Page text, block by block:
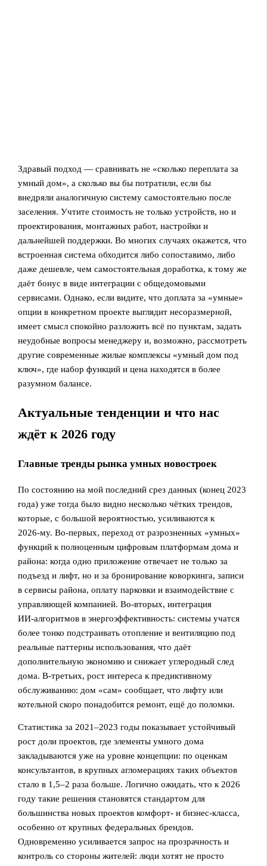
Здравый подход — сравнивать не «сколько переплата за
умный дом», а сколько вы бы потратили, если бы
внедряли аналогичную систему самостоятельно после
заселения. Учтите стоимость не только устройств, но и
проектирования, монтажных работ, настройки и
дальнейшей поддержки. Во многих случаях окажется, что
встроенная система обходится либо сопоставимо, либо
даже дешевле, чем самостоятельная доработка, к тому же
даёт бонус в виде интеграции с общедомовыми
сервисами. Однако, если видите, что доплата за «умные»
опции в конкретном проекте выглядит несоразмерной,
имеет смысл спокойно разложить всё по пунктам, задать
неудобные вопросы менеджеру и, возможно, рассмотреть
другие современные жилые комплексы «умный дом под
ключ», где набор функций и цена находятся в более
разумном балансе.
Актуальные тенденции и что нас
ждёт к 2026 году
Главные тренды рынка умных новостроек
По состоянию на мой последний срез данных (конец 2023
года) уже тогда было видно несколько чётких трендов,
которые, с большой вероятностью, усиливаются к
2026‑му. Во‑первых, переход от разрозненных «умных»
функций к полноценным цифровым платформам дома и
района: когда одно приложение отвечает не только за
подъезд и лифт, но и за бронирование коворкинга, записи
в сервисы района, оплату парковки и взаимодействие с
управляющей компанией. Во‑вторых, интеграция
ИИ‑алгоритмов в энергоэффективность: системы учатся
более тонко подстраивать отопление и вентиляцию под
реальные паттерны использования, что даёт
дополнительную экономию и снижает углеродный след
дома. В‑третьих, рост интереса к предиктивному
обслуживанию: дом «сам» сообщает, что лифту или
котельной скоро понадобится ремонт, ещё до поломки.
Статистика за 2021–2023 годы показывает устойчивый
рост доли проектов, где элементы умного дома
закладываются уже на уровне концепции: по оценкам
консультантов, в крупных агломерациях таких объектов
стало в 1,5–2 раза больше. Логично ожидать, что к 2026
году такие решения становятся стандартом для
большинства новых проектов комфорт‑ и бизнес‑класса,
особенно от крупных федеральных брендов.
Одновременно усиливается запрос на прозрачность и
контроль со стороны жителей: люди хотят не просто